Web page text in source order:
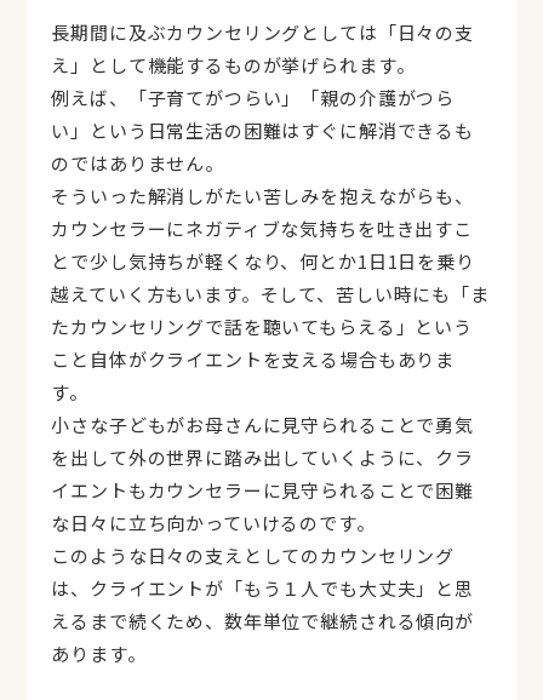
長期間に及ぶカウンセリングとしては「日々の支
え」として機能するものが挙げられます。
例えば、「子育てがつらい」「親の介護がつら
い」という日常生活の困難はすぐに解消できるも
のではありません。
そういった解消しがたい苦しみを抱えながらも、
カウンセラーにネガティブな気持ちを吐き出すこ
とで少し気持ちが軽くなり、何とか1日1日を乗り
越えていく方もいます。そして、苦しい時にも「ま
たカウンセリングで話を聴いてもらえる」という
こと自体がクライエントを支える場合もありま
す。
小さな子どもがお母さんに見守られることで勇気
を出して外の世界に踏み出していくように、クラ
イエントもカウンセラーに見守られることで困難
な日々に立ち向かっていけるのです。
このような日々の支えとしてのカウンセリング
は、クライエントが「もう１人でも大丈夫」と思
えるまで続くため、数年単位で継続される傾向が
あります。